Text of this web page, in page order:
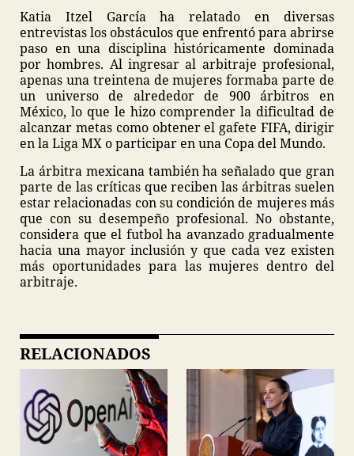
Katia Itzel García ha relatado en diversas
entrevistas los obstáculos que enfrentó para abrirse
paso en una disciplina históricamente dominada
por hombres. Al ingresar al arbitraje profesional,
apenas una treintena de mujeres formaba parte de
un universo de alrededor de 900 árbitros en
México, lo que le hizo comprender la dificultad de
alcanzar metas como obtener el gafete FIFA, dirigir
en la Liga MX o participar en una Copa del Mundo.
La árbitra mexicana también ha señalado que gran
parte de las críticas que reciben las árbitras suelen
estar relacionadas con su condición de mujeres más
que con su desempeño profesional. No obstante,
considera que el futbol ha avanzado gradualmente
hacia una mayor inclusión y que cada vez existen
más oportunidades para las mujeres dentro del
arbitraje.
RELACIONADOS